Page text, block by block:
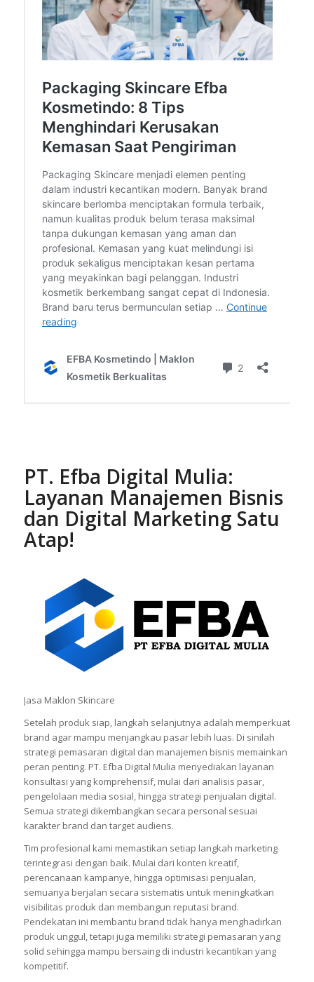
PT. Efba Digital Mulia:
Layanan Manajemen Bisnis
dan Digital Marketing Satu
Atap!
Jasa Maklon Skincare
Setelah produk siap, langkah selanjutnya adalah memperkuat
brand agar mampu menjangkau pasar lebih luas. Di sinilah
strategi pemasaran digital dan manajemen bisnis memainkan
peran penting. PT. Efba Digital Mulia menyediakan layanan
konsultasi yang komprehensif, mulai dari analisis pasar,
pengelolaan media sosial, hingga strategi penjualan digital.
Semua strategi dikembangkan secara personal sesuai
karakter brand dan target audiens.
Tim profesional kami memastikan setiap langkah marketing
terintegrasi dengan baik. Mulai dari konten kreatif,
perencanaan kampanye, hingga optimisasi penjualan,
semuanya berjalan secara sistematis untuk meningkatkan
visibilitas produk dan membangun reputasi brand.
Pendekatan ini membantu brand tidak hanya menghadirkan
produk unggul, tetapi juga memiliki strategi pemasaran yang
solid sehingga mampu bersaing di industri kecantikan yang
kompetitif.